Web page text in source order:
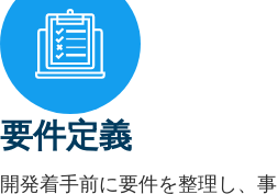
要件定義
開発着手前に要件を整理し、事